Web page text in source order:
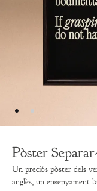
Pòster
Un preciós pòster dels
anglès, un ensenyament